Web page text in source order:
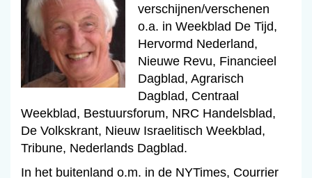
verschijnen/verschenen
o.a. in Weekblad De Tijd,
Hervormd Nederland,
Nieuwe Revu, Financieel
Dagblad, Agrarisch
Dagblad, Centraal
Weekblad, Bestuursforum, NRC Handelsblad,
De Volkskrant, Nieuw Israelitisch Weekblad,
Tribune, Nederlands Dagblad.
In het buitenland o.m. in de NYTimes, Courrier